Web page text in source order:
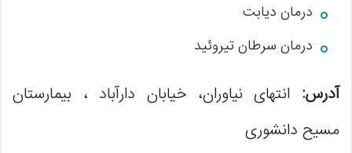
درمان دیابت
درمان سرطان تیروئید
آدرس: انتهای نیاوران، خیابان دارآباد ، بیمارستان
مسیح دانشوری